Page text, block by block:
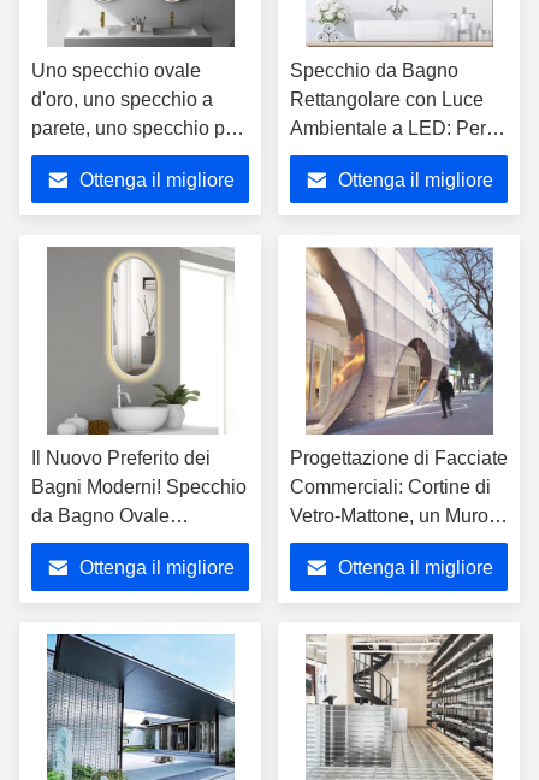
Uno specchio ovale
d'oro, uno specchio a
parete, uno specchio per
il trucco
Ottenga il migliore
Specchio da Bagno
Rettangolare con Luce
Ambientale a LED: Per
un Bagno Raffinato
Ottenga il migliore
Il Nuovo Preferito dei
Bagni Moderni! Specchio
da Bagno Ovale
Illuminato, Rimodellando
l'Estetica e l'Esperienza
Spaziale
Ottenga il migliore
Progettazione di Facciate
Commerciali: Cortine di
Vetro-Mattone, un Muro
di Giorno e un'Opera di
Light Painting Urbana di
Notte
Ottenga il migliore